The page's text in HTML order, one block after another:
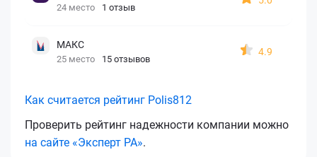
24 место 1 отзыв
МАКС
25 место 15 отзывов
4.9
Как считается рейтинг Polis812
Проверить рейтинг надежности компании можно
на сайте «Эксперт РА».